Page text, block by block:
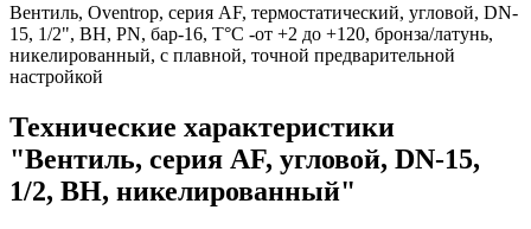
Вентиль, Oventrop, серия AF, термостатический, угловой, DN-
15, 1/2", ВН, PN, бар-16, T°C -от +2 до +120, бронза/латунь,
никелированный, с плавной, точной предварительной
настройкой
Технические характеристики
"Вентиль, серия AF, угловой, DN-15,
1/2, ВН, никелированный"